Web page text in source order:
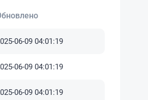
06-09 04:01:19
06-09 04:01:19
06-09 04:01:19